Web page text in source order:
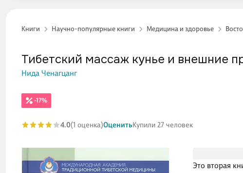
Книги Научно-популярные книги Медицина и здоровье
Это вторая
-17%
Тибетский массаж кунье и внешние
Нида Ченагцанг
4.0(1 оценка)ОценитьКупили 27 человек